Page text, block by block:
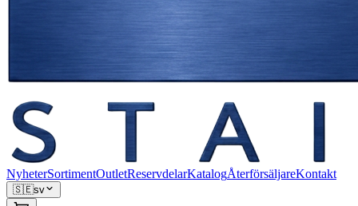
NyheterSortimentOutletReservdelarKatalogÅterförsäljareKontakt
🇸🇪sv